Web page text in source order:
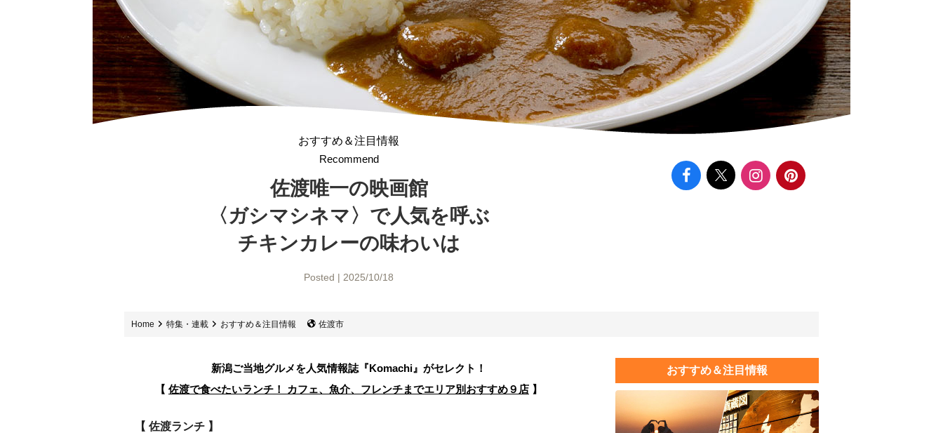
おすすめ＆注目情報
Recommend
佐渡唯一の映画館
〈ガシマシネマ〉で人気を呼ぶ
チキンカレーの味わいは
Posted | 2025/10/18
Home 特集・連載 おすすめ＆注目情報 佐渡市
新潟ご当地グルメを人気情報誌 『Komachi』がセレクト！
【 佐渡で食べたいランチ！ カフェ、魚介、フレンチまでエリア別おすすめ９店 】
【 佐渡ランチ 】
おすすめ＆注目情報